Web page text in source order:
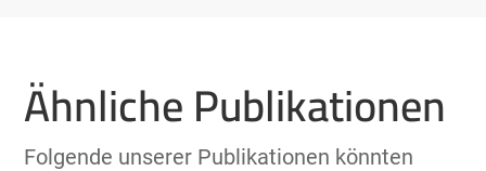
Ähnliche Publikationen
Folgende unserer Publikationen könnten